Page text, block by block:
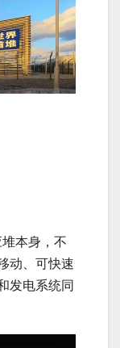
本身，不
动、可快速
发电系统同